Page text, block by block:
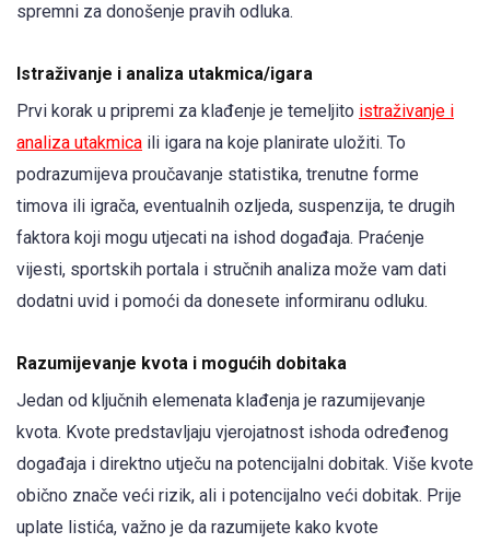
spremni za donošenje pravih odluka.
Istraživanje i analiza utakmica/igara
Prvi korak u pripremi za klađenje je temeljito istraživanje i
analiza utakmica ili igara na koje planirate uložiti. To
podrazumijeva proučavanje statistika, trenutne forme
timova ili igrača, eventualnih ozljeda, suspenzija, te drugih
faktora koji mogu utjecati na ishod događaja. Praćenje
vijesti, sportskih portala i stručnih analiza može vam dati
dodatni uvid i pomoći da donesete informiranu odluku.
Razumijevanje kvota i mogućih dobitaka
Jedan od ključnih elemenata klađenja je razumijevanje
kvota. Kvote predstavljaju vjerojatnost ishoda određenog
događaja i direktno utječu na potencijalni dobitak. Više kvote
obično znače veći rizik, ali i potencijalno veći dobitak. Prije
uplate listića, važno je da razumijete kako kvote